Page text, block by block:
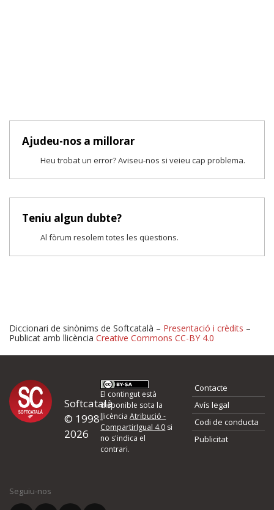
Ajudeu-nos a millorar
Heu trobat un error? Aviseu-nos si veieu cap problema.
Teniu algun dubte?
Al fòrum resolem totes les qüestions.
Proposeu-nos millores o
d'errors
Si heu trobat un error o voleu proposar alguna millora, ompliu els
quina és la millora que proposeu o l'error del qual voleu informar-
Diccionari de sinònims de Softcatalà – Presentació i crèdits –
Publicat amb llicència Creative Commons CC-BY 4.0
Softcatalà
© 1998-
2026
El contingut està
disponible sota la
llicènciaAtribució -
CompartirIgual 4.0 si
no s'indica el
contrari.
Contacte
Avís legal
Codi de conducta
Publicitat
Seguiu-nos